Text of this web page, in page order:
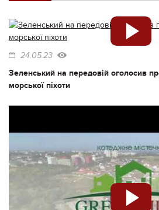
24.05.23
Зеленський на передовій оголосив
морської піхоти